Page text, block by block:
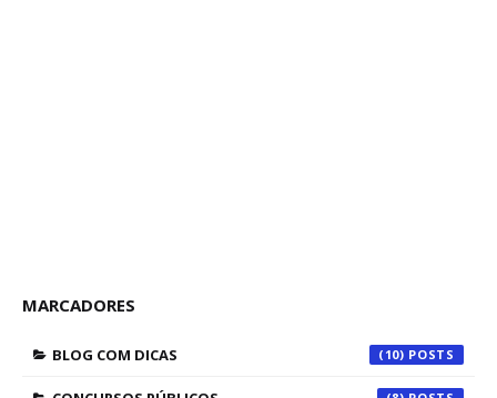
MARCADORES
BLOG COM DICAS (10)